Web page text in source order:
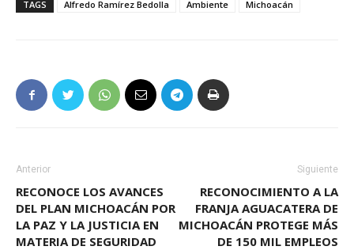
TAGS Alfredo Ramírez Bedolla Ambiente Michoacán
Anterior
RECONOCE LOS AVANCES
DEL PLAN MICHOACÁN POR
LA PAZ Y LA JUSTICIA EN
MATERIA DE SEGURIDAD
Siguiente
RECONOCIMIENTO A LA
FRANJA AGUACATERA DE
MICHOACÁN PROTEGE MÁS
DE 150 MIL EMPLEOS